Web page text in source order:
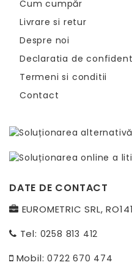
Cum cumpăr
Livrare si retur
Despre noi
Declaratia de
Termeni si conditii
Contact
DATE DE CONTACT
EUROMETRIC SRL,
Tel: 0258 813 412
Mobil:0722 670 474